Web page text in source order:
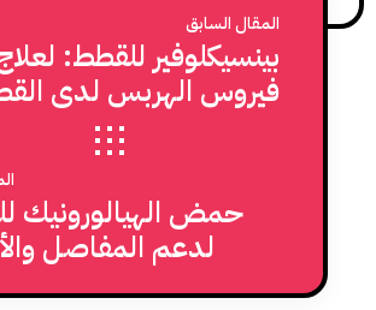
المقال السابق
بينسيكلوفير للقطط:
فيروس الهربس لدى
حمض الهيالورونيك
لدعم المفاصل